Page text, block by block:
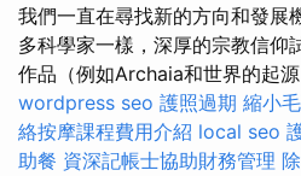
我們一直在尋找新的方向和發展
多科學家一樣，深厚的宗教信仰
作品（例如Archaia和世界的起源
wordpress seo 護照過期 縮小
絡按摩課程費用介紹 local seo
助餐 資深記帳士協助財務管理